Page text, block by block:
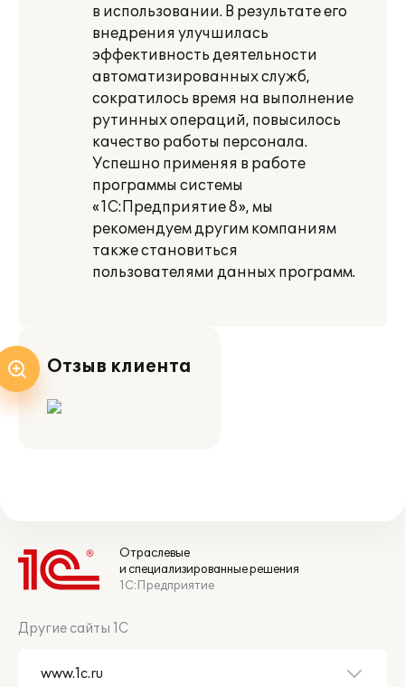
в использовании. В результате его
внедрения улучшилась
эффективность деятельности
автоматизированных служб,
сократилось время на выполнение
рутинных операций, повысилось
качество работы персонала.
Успешно применяя в работе
программы системы
«1С:Предприятие 8», мы
рекомендуем другим компаниям
также становиться
пользователями данных программ.
Отзыв клиента
Отраслевые
и специализированные решения
1С:Предприятие
Другие сайты 1С